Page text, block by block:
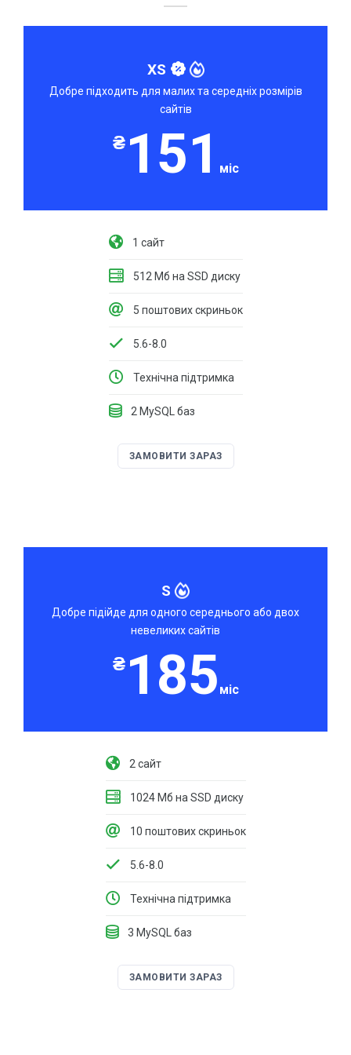
XS
Добре підходить для малих та середніх розмірів
сайтів
₴151 міс
1 сайт
512 Мб на SSD диску
5 поштових скриньок
5.6-8.0
Технічна підтримка
2 MySQL баз
ЗАМОВИТИ ЗАРАЗ
S
Добре підійде для одного середнього або двох
невеликих сайтів
₴185 міс
2 сайт
1024 Мб на SSD диску
10 поштових скриньок
5.6-8.0
Технічна підтримка
3 MySQL баз
ЗАМОВИТИ ЗАРАЗ